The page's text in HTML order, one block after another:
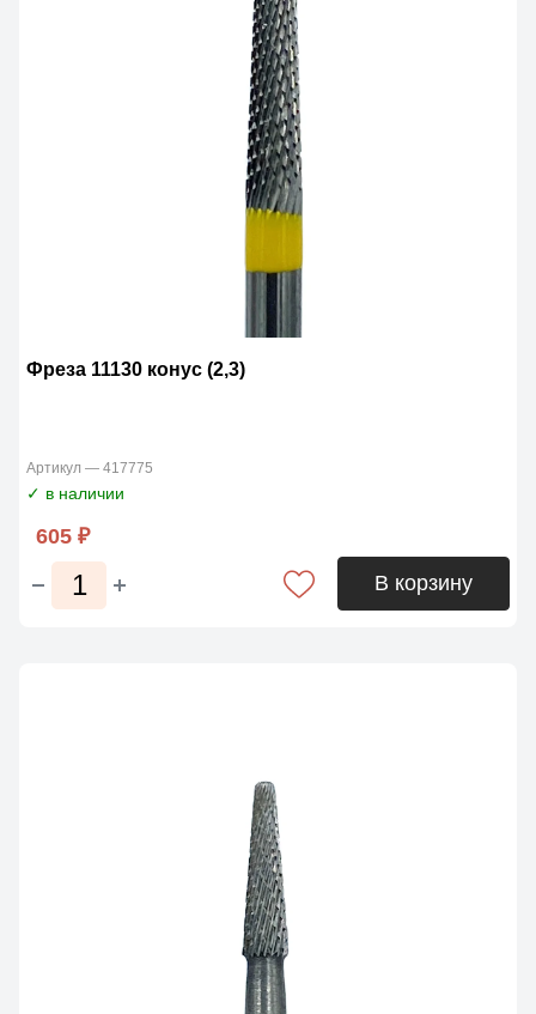
Фреза 11130 конус (2,3)
Артикул — 417775
✓ в наличии
605 ₽
В корзину